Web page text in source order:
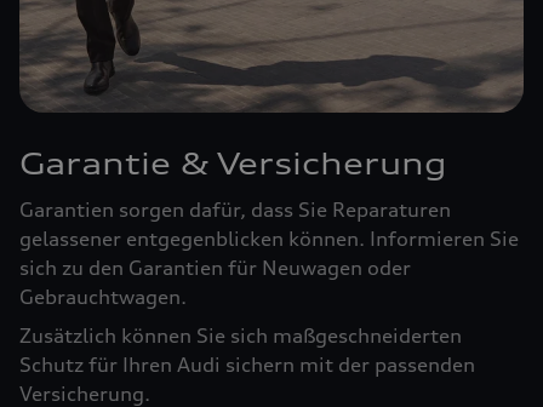
Garantie & Versicherung
Garantien sorgen dafür, dass Sie Reparaturen
gelassener entgegenblicken können. Informieren Sie
sich zu den Garantien für Neuwagen oder
Gebrauchtwagen.
Zusätzlich können Sie sich maßgeschneiderten
Schutz für Ihren Audi sichern mit der passenden
Versicherung.